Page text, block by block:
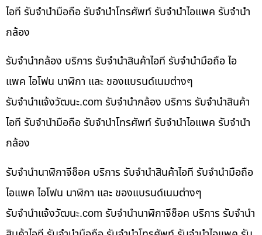
ไอที รับจำนำมือถือ รับจำนำโทรศัพท์ รับจำนำไอแพค รับจำนำ
กล้อง
รับจำนำกล้อง บริการ รับจำนำสินค้าไอที รับจำนำมือถือ ไอ
แพค ไอโฟน นาฬิกา และ ของแบรนด์เนมต่างๆ
รับจํานําแจ้งวัฒนะ.com รับจำนำกล้อง บริการ รับจำนำสินค้า
ไอที รับจำนำมือถือ รับจำนำโทรศัพท์ รับจำนำไอแพค รับจำนำ
กล้อง
รับจำนำนาฬิกาจีช็อค บริการ รับจำนำสินค้าไอที รับจำนำมือถือ
ไอแพค ไอโฟน นาฬิกา และ ของแบรนด์เนมต่างๆ
รับจํานําแจ้งวัฒนะ.com รับจำนำนาฬิกาจีช็อค บริการ รับจำนำ